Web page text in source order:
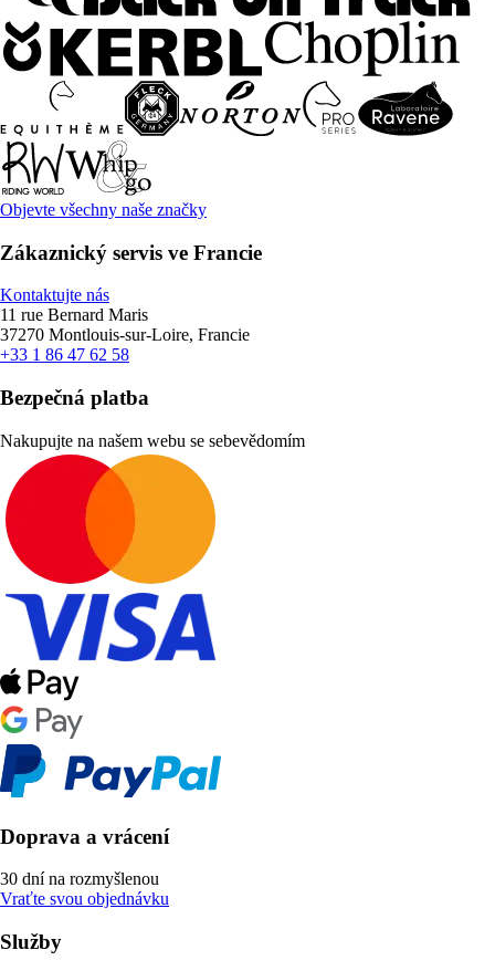
Objevte všechny naše značky
Zákaznický servis ve Francie
Kontaktujte nás
11 rue Bernard Maris
37270 Montlouis-sur-Loire, Francie
+33 1 86 47 62 58
Bezpečná platba
Nakupujte na našem webu se sebevědomím
Doprava a vrácení
30 dní na rozmyšlenou
Vraťte svou objednávku
Služby